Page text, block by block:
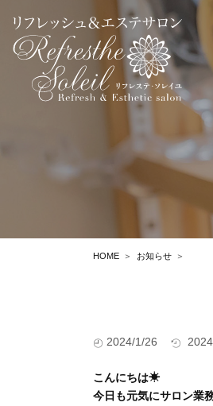
HOME お知らせ
2024/1/26
こんにちは☀
今日も元気にサロン業